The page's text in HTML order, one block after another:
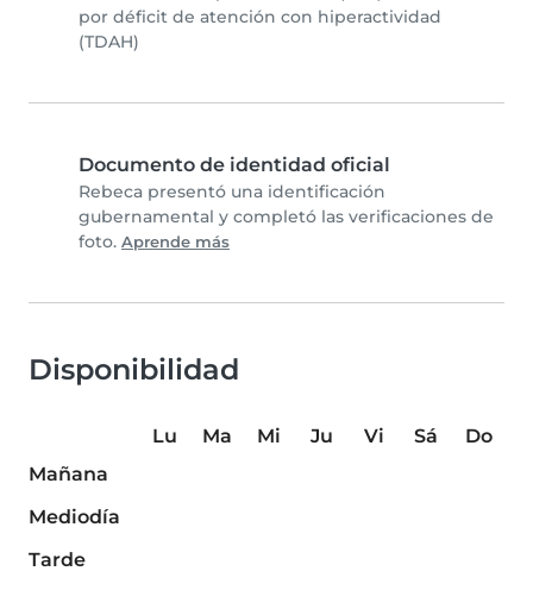
por déficit de atención con hiperactividad
(TDAH)
Documento de identidad oficial
Rebeca presentó una identificación
gubernamental y completó las verificaciones de
foto. Aprende más
Disponibilidad
Lu Ma Mi Ju Vi Sá
Do
Mañana
Mediodía
Tarde